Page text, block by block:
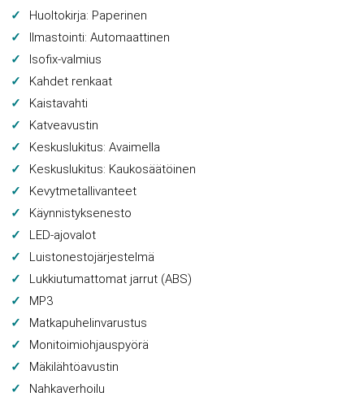
Huoltokirja: Paperinen
Ilmastointi: Automaattinen
Isofix-valmius
Kahdet renkaat
Kaistavahti
Katveavustin
Keskuslukitus: Avaimella
Keskuslukitus: Kaukosäätöinen
Kevytmetallivanteet
Käynnistyksenesto
LED-ajovalot
Luistonestojärjestelmä
Lukkiutumattomat jarrut (ABS)
MP3
Matkapuhelinvarustus
Monitoimiohjauspyörä
Mäkilähtöavustin
Nahkaverhoilu